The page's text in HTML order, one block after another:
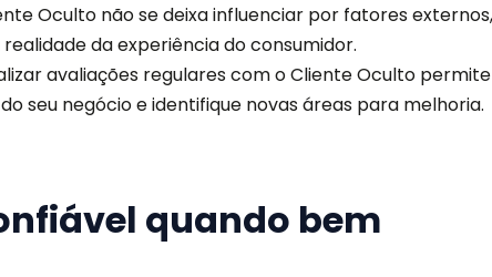
Oculto não se deixa influenciar por fatores externos,
da experiência do consumidor.
avaliações regulares com o Cliente Oculto permite
seu negócio e identifique novas áreas para melhoria.
quando bem